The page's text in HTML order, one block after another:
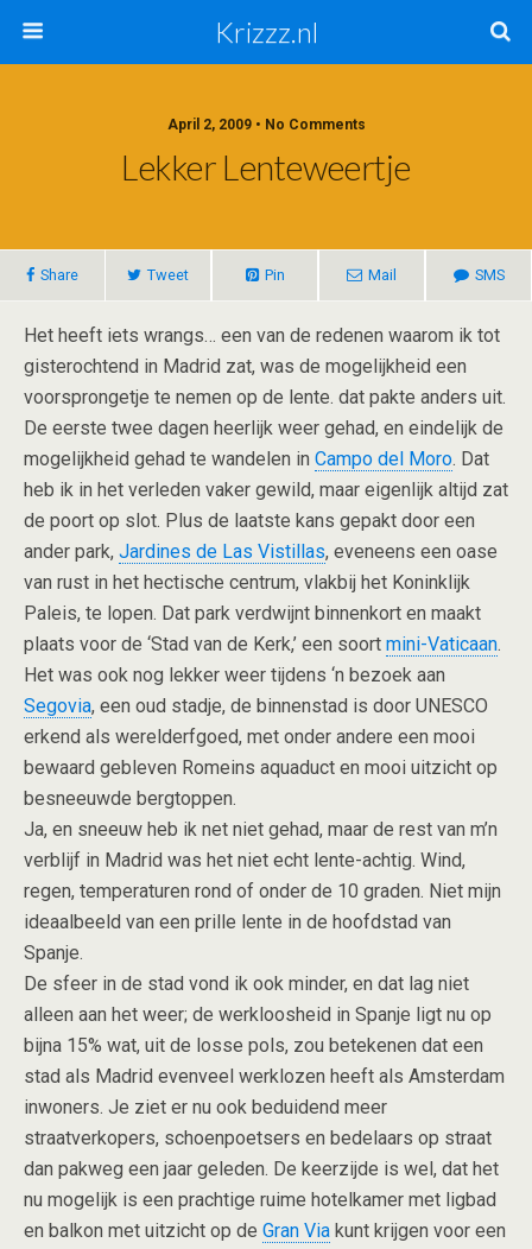
Krizzz.nl
April 2, 2009 • No Comments
Lekker Lenteweertje
Share Tweet Pin Mail SMS
Het heeft iets wrangs… een van de redenen waarom ik tot
gisterochtend in Madrid zat, was de mogelijkheid een
voorsprongetje te nemen op de lente. dat pakte anders uit.
De eerste twee dagen heerlijk weer gehad, en eindelijk de
mogelijkheid gehad te wandelen in Campo del Moro. Dat
heb ik in het verleden vaker gewild, maar eigenlijk altijd zat
de poort op slot. Plus de laatste kans gepakt door een
ander park, Jardines de Las Vistillas, eveneens een oase
van rust in het hectische centrum, vlakbij het Koninklijk
Paleis, te lopen. Dat park verdwijnt binnenkort en maakt
plaats voor de ‘Stad van de Kerk,’ een soort mini-Vaticaan.
Het was ook nog lekker weer tijdens ‘n bezoek aan
Segovia, een oud stadje, de binnenstad is door UNESCO
erkend als werelderfgoed, met onder andere een mooi
bewaard gebleven Romeins aquaduct en mooi uitzicht op
besneeuwde bergtoppen.
Ja, en sneeuw heb ik net niet gehad, maar de rest van m’n
verblijf in Madrid was het niet echt lente-achtig. Wind,
regen, temperaturen rond of onder de 10 graden. Niet mijn
ideaalbeeld van een prille lente in de hoofdstad van
Spanje.
De sfeer in de stad vond ik ook minder, en dat lag niet
alleen aan het weer; de werkloosheid in Spanje ligt nu op
bijna 15% wat, uit de losse pols, zou betekenen dat een
stad als Madrid evenveel werklozen heeft als Amsterdam
inwoners. Je ziet er nu ook beduidend meer
straatverkopers, schoenpoetsers en bedelaars op straat
dan pakweg een jaar geleden. De keerzijde is wel, dat het
nu mogelijk is een prachtige ruime hotelkamer met ligbad
en balkon met uitzicht op de Gran Via kunt krijgen voor een